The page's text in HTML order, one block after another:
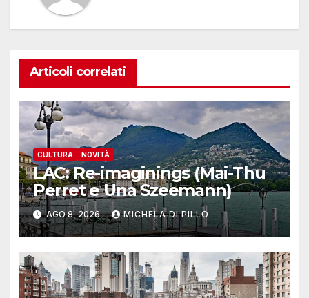
Articoli correlati
CULTURA NOVITÀ
LAC: Re-imaginings (Mai-Thu
Perret e Una Szeemann)
AGO 8, 2026 MICHELA DI PILLO